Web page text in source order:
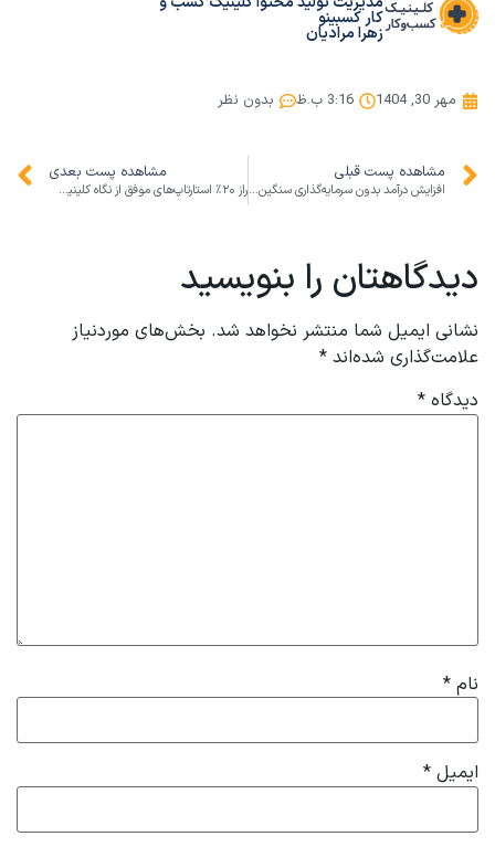
کار کسبینو
زهرا مرادیان
مهر 30, 1404 3:16 ب.ظ بدون نظر
مشاهده پست قبلی
افزایش درآمد بدون سرمایه‌گذاری سنگین: راهکارهای عملی برای کسب‌وکارهای کوچک
مشاهده پست بعدی
راز ۲۰٪ استارتاپ‌های موفق از نگاه کلینیک کسب‌وکار: چطور دوام بیاوریم و رشد کنیم؟
دیدگاهتان را بنویسید
نشانی ایمیل شما منتشر نخواهد شد. بخش‌های موردنیاز
علامت‌گذاری شده‌اند *
دیدگاه *
نام *
ایمیل *